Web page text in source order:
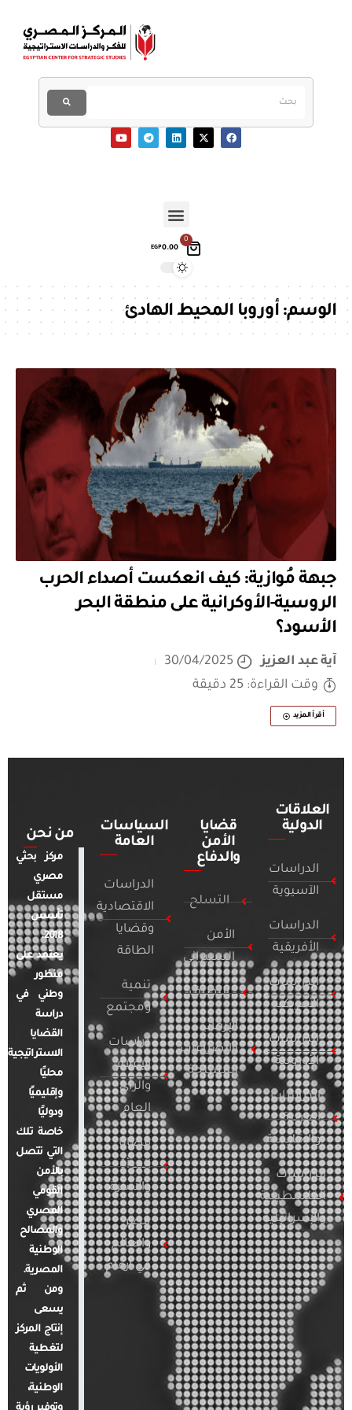
0
EGP0.00
الوسم:أوروبا المحيط الهادئ
جبهة مُوازية: كيف انعكست أصداء الحرب
الروسية-الأوكرانية على منطقة البحر
الأسود؟
آية عبد العزيز
30/04/2025
وقت القراءة: 25 دقيقة
أقرأ المزيد
العلاقات
الدولية
الدراسات
الآسيوية
الدراسات
الأفريقية
الدراسات
الأمريكية
الدراسات
الأوروبية
الدراسات
العربية
والإقليمية
الدراسات
الفلسطينية
والإسرائيلية
قضايا
الأمن
والدفاع
التسلح
الأمن
السيبراني
التطرف
الإرهاب
والصراعات
المسلحة
السياسات
العامة
الدراسات
الاقتصادية
وقضايا
الطاقة
تنمية
ومجتمع
دراسات
الإعلام
والرأي
العام
قضايا
المرأة
والأسرة
مصر
والعالم
في أرقام
من نحن
مركز بحثي
مصري
مستقل
تأسس
2018.
يعتمد على
منظور
وطني في
دراسة
القضايا
الاستراتيجية
محليًا
وإقليميًا
ودوليًا
خاصة تلك
التي تتصل
بالأمن
القومي
المصري
والمصالح
الوطنية
المصرية.
ومن ثم
يسعى
إنتاج المركز
لتغطية
الأولويات
الوطنية،